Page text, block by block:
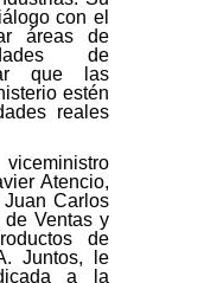
con el
áreas de
de
que las
estén
reales
Atencio,
Carlos
Ventas y
de
Juntos, le
a la